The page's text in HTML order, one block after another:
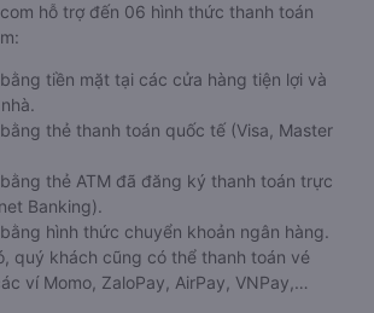
hỗ trợ đến 06 hình thức thanh toán
tiền mặt tại các cửa hàng tiện lợi và
thẻ thanh toán quốc tế (Visa, Master
thẻ ATM đã đăng ký thanh toán trực
Banking).
hình thức chuyển khoản ngân hàng.
quý khách cũng có thể thanh toán vé
ví Momo, ZaloPay, AirPay, VNPay,…